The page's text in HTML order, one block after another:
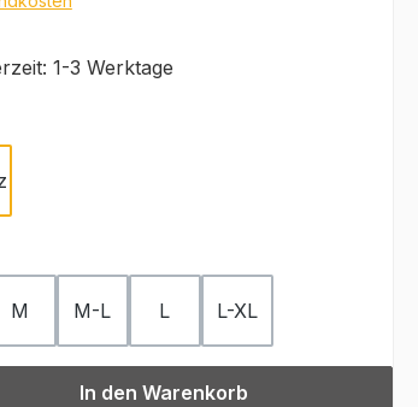
1-3 Werktage
M M-L L L-XL
Wert ein oder benutze die Schaltflächen
In den Warenkorb